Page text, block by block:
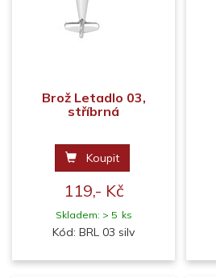
Brož Letadlo 03,
stříbrná
Koupit
119,- Kč
Skladem: > 5 ks
Kód: BRL 03 silv